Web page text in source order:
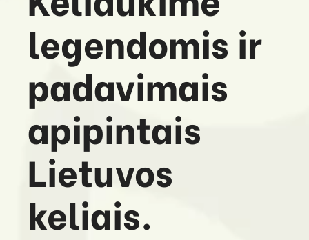
legendomis ir
padavimais
apipintais
Lietuvos
keliais.